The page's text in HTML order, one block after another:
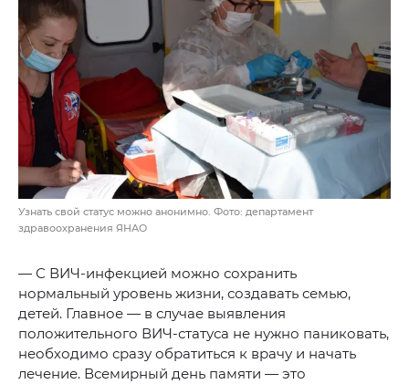
Узнать свой статус можно анонимно. Фото: департамент
здравоохранения ЯНАО
— С ВИЧ-инфекцией можно сохранить
нормальный уровень жизни, создавать семью,
детей. Главное — в случае выявления
положительного ВИЧ-статуса не нужно паниковать,
необходимо сразу обратиться к врачу и начать
лечение. Всемирный день памяти — это